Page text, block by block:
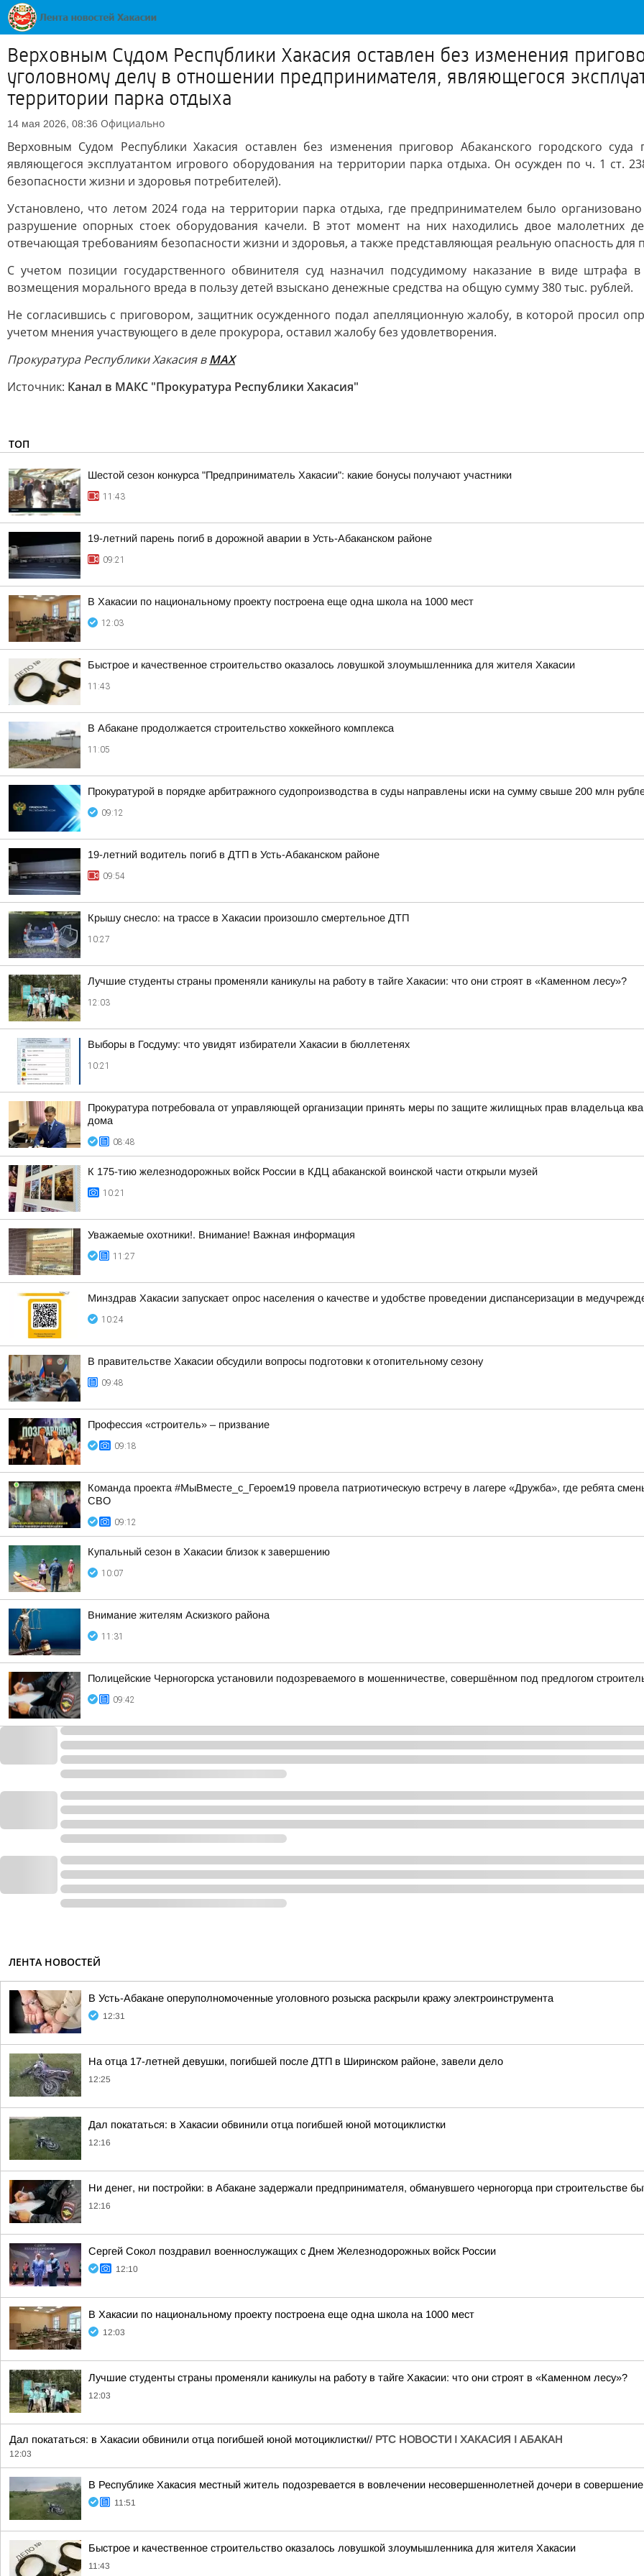
Верховным Судом Республики Хакасия оставлен без изменения
уголовному делу в отношении предпринимателя, являющегося
территории парка отдыха
14 мая 2026, 08:36 Официально
Верховным Судом Республики Хакасия оставлен без изменения приговор Абаканского городского
являющегося эксплуатантом игрового оборудования на территории парка отдыха. Он осужден по ч. 1 ст.
безопасности жизни и здоровья потребителей).
Установлено, что летом 2024 года на территории парка отдыха, где предпринимателем было
разрушение опорных стоек оборудования качели. В этот момент на них находились двое малолетних
отвечающая требованиям безопасности жизни и здоровья, а также представляющая реальную опасность для
С учетом позиции государственного обвинителя суд назначил подсудимому наказание в виде
возмещения морального вреда в пользу детей взыскано денежные средства на общую сумму 380 тыс. рублей.
Не согласившись с приговором, защитник осужденного подал апелляционную жалобу, в которой просил
учетом мнения участвующего в деле прокурора, оставил жалобу без удовлетворения.
Прокуратура Республики Хакасия вМАХ
Источник: Канал в МАКС "Прокуратура Республики Хакасия"
ТОП
Шестой сезон конкурса "Предприниматель Хакасии": какие бонусы получают участники
11:43
19-летний парень погиб в дорожной аварии в Усть-Абаканском районе
09:21
В Хакасии по национальному проекту построена еще одна школа на 1000 мест
12:03
Быстрое и качественное строительство оказалось ловушкой злоумышленника для жителя Хакасии
11:43
В Абакане продолжается строительство хоккейного комплекса
11:05
Прокуратурой в порядке арбитражного судопроизводства в суды направлены иски на сумму свыше 200 млн
09:12
19-летний водитель погиб в ДТП в Усть-Абаканском районе
09:54
Крышу снесло: на трассе в Хакасии произошло смертельное ДТП
10:27
Лучшие студенты страны променяли каникулы на работу в тайге Хакасии: что они строят в «Каменном лесу»?
12:03
Выборы в Госдуму: что увидят избиратели Хакасии в бюллетенях
10:21
Прокуратура потребовала от управляющей организации принять меры по защите жилищных прав владельца
дома
08:48
К 175-тию железнодорожных войск России в КДЦ абаканской воинской части открыли музей
10:21
Уважаемые охотники!. Внимание! Важная информация
11:27
Минздрав Хакасии запускает опрос населения о качестве и удобстве проведении диспансеризации в
10:24
В правительстве Хакасии обсудили вопросы подготовки к отопительному сезону
09:48
Профессия «строитель» – призвание
09:18
Команда проекта #МыВместе_с_Героем19 провела патриотическую встречу в лагере «Дружба», где ребята
СВО
09:12
Купальный сезон в Хакасии близок к завершению
10:07
Внимание жителям Аскизкого района
11:31
Полицейские Черногорска установили подозреваемого в мошенничестве, совершённом под предлогом
09:42
ЛЕНТА НОВОСТЕЙ
В Усть-Абакане оперуполномоченные уголовного розыска раскрыли кражу электроинструмента
12:31
На отца 17-летней девушки, погибшей после ДТП в Ширинском районе, завели дело
12:25
Дал покататься: в Хакасии обвинили отца погибшей юной мотоциклистки
12:16
Ни денег, ни постройки: в Абакане задержали предпринимателя, обманувшего черногорца при строительстве
12:16
Сергей Сокол поздравил военнослужащих с Днем Железнодорожных войск России
12:10
В Хакасии по национальному проекту построена еще одна школа на 1000 мест
12:03
Лучшие студенты страны променяли каникулы на работу в тайге Хакасии: что они строят в «Каменном лесу»?
12:03
Дал покататься: в Хакасии обвинили отца погибшей юной мотоциклистки// РТС НОВОСТИ I ХАКАСИЯ I АБАКАН
12:03
В Республике Хакасия местный житель подозревается в вовлечении несовершеннолетней дочери в
11:51
Быстрое и качественное строительство оказалось ловушкой злоумышленника для жителя Хакасии
11:43